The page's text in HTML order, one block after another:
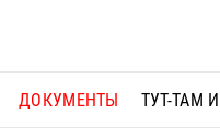
ДОКУМЕНТЫ ТУТ-ТАМ